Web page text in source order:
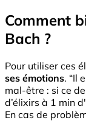
Comment
Bach ?
Pour utiliser ces
ses émotions. “Il
mal-être : si ce
d’élixirs à 1 min
En cas de